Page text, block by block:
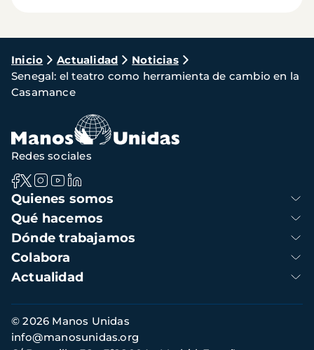
Ruta
de
navegación
Inicio Actualidad
Noticias
Senegal: el teatro como herramienta de cambio en la
Casamance
Navegación
principal
Quienes somos
Qué hacemos
Dónde trabajamos
Colabora
Actualidad
Redes sociales
Información
de
contacto
© 2026 Manos Unidas
info@manosunidas.org